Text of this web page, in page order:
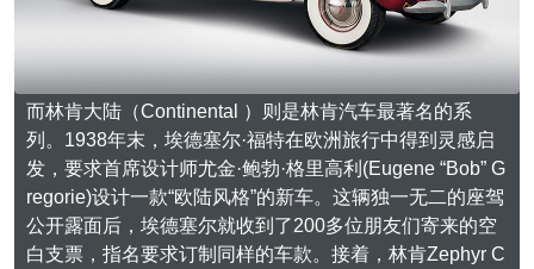
而林肯大陆（Continental ）则是林肯汽车最著名的系
列。1938年末，埃德塞尔·福特在欧洲旅行中得到灵感启
发，要求首席设计师尤金·鲍勃·格里高利(Eugene “Bob” G
regorie)设计一款“欧陆风格”的新车。这辆独一无二的座驾
公开露面后，埃德塞尔就收到了200多位朋友们寄来的空
白支票，指名要求订制同样的车款。接着，林肯Zephyr C